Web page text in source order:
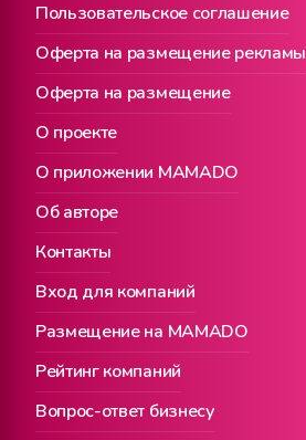
О проекте
Вход для компаний
Пользовательское соглашение
О приложении MAMADO
Размещение на MAMADO
Оферта на размещение рекламы
Об авторе
Рейтинг компаний
Оферта на размещение
Контакты
Вопрос-ответ бизнесу